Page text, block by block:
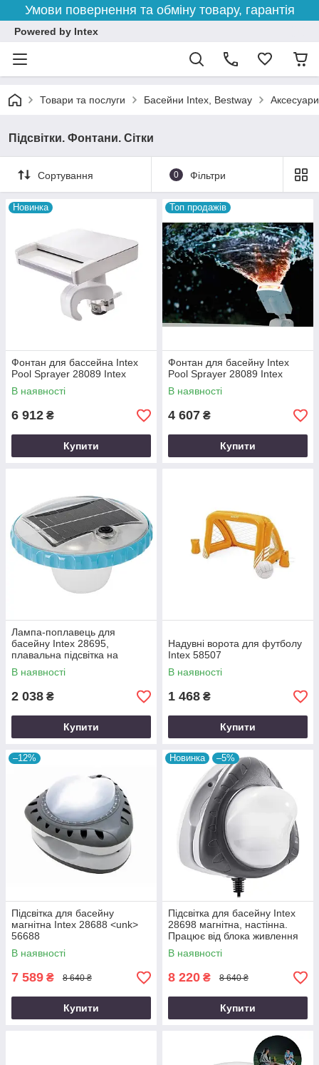
Умови повернення та обміну товару, гарантія
Powered by Intex
Товари та послуги Басейни Intex, Bestway
Підсвітки. Фонтани. Сітки
Сортування 0 Фільтри
Новинка
Фонтан для бассейна Intex
Pool Sprayer 28089 Intex
В наявності
6 912 ₴
Купити
Топ продажів
Фонтан для басейну Intex
Pool Sprayer 28089 Intex
В наявності
4 607 ₴
Купити
Лампа-поплавець для
басейну Intex 28695,
плавальна підсвітка на
сонячній батареї
В наявності
2 038 ₴
Купити
Надувні ворота для футболу
Intex 58507
В наявності
1 468 ₴
Купити
–12%
Підсвітка для басейну
магнітна Intex 28688 <unk>
56688
В наявності
7 589 ₴ 8 640 ₴
Купити
Новинка –5%
Підсвітка для басейну Intex
28698 магнітна, настінна.
Працює від блока живлення
220-240 V
В наявності
8 220 ₴ 8 640 ₴
Купити